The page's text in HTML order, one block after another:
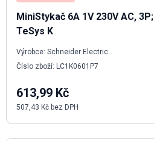
MiniStykač 6A 1V 230V AC, 3P;
TeSys K
Výrobce: Schneider Electric
Číslo zboží: LC1K0601P7
613,99 Kč
507,43 Kč bez DPH